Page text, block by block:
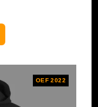
OEF 2022